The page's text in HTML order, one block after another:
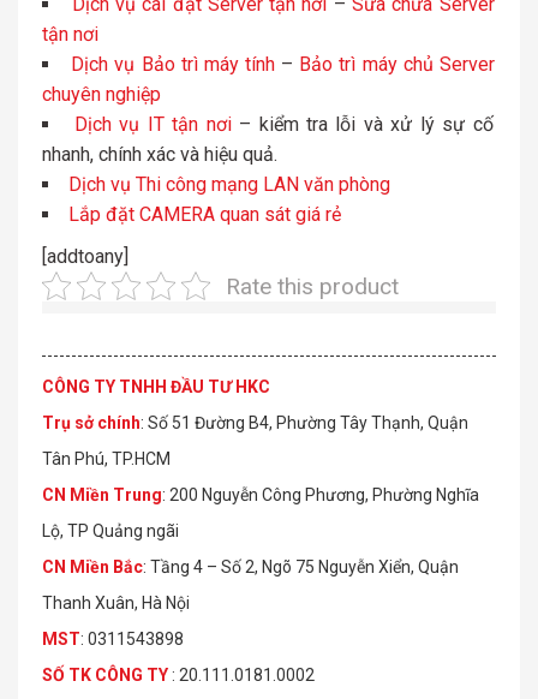
tận nơi
Dịch vụ Bảo trì máy tính – Bảo trì máy chủ Server
chuyên nghiệp
Dịch vụ IT tận nơi – kiểm tra lỗi và xử lý sự cố
nhanh, chính xác và hiệu quả.
Dịch vụ Thi công mạng LAN văn phòng
Lắp đặt CAMERA quan sát giá rẻ
[addtoany]
Rate this product
CÔNG TY TNHH ĐẦU TƯ HKC
Trụ sở chính: Số 51 Đường B4, Phường Tây Thạnh, Quận
Tân Phú, TP.HCM
CN Miền Trung: 200 Nguyễn Công Phương, Phường Nghĩa
Lộ, TP Quảng ngãi
CN Miền Bắc: Tầng 4 – Số 2, Ngõ 75 Nguyễn Xiển, Quận
Thanh Xuân, Hà Nội
MST: 0311543898
SỐ TK CÔNG TY : 20.111.0181.0002